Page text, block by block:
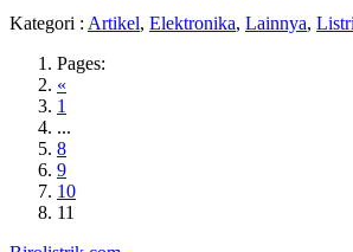
Kategori : Artikel, Elektronika, Lainnya,
Pages:
«
1
...
8
9
10
11